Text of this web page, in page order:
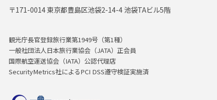
〒171-0014 東京都豊島区池袋2-14-4 池袋TAビル5階
観光庁長官登録旅行業第1949号（第1種）
一般社団法人日本旅行業協会（JATA）正会員
国際航空運送協会（IATA）公認代理店
SecurityMetrics社によるPCI DSS遵守検証実施済